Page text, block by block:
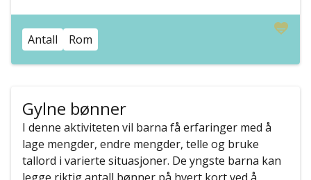
Antall Rom
Gylne bønner
I denne aktiviteten vil barna få erfaringer med å
lage mengder, endre mengder, telle og bruke
tallord i varierte situasjoner. De yngste barna kan